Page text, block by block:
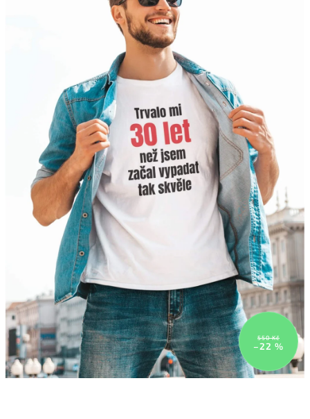
550 Kč
–22 %